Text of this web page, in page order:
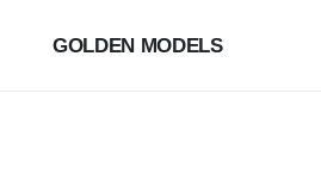
GOLDEN MODELS